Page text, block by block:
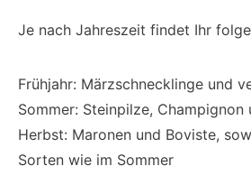
Je nach Jahreszeit findet Ihr
Frühjahr: Märzschnecklinge und
Sommer: Steinpilze, Champignon
Herbst: Maronen und Boviste,
Sorten wie im Sommer